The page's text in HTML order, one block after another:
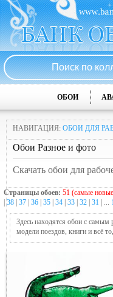
ОБОИ
НАВИГАЦИЯ: ОБОИ ДЛЯ
Обои Разное и фото
Скачать обои для
Страницы обоев: 51 (самые
|38 37 36 35 34 33 32 31 | ...
Здесь находятся обои с
модели поездов, книги и всё